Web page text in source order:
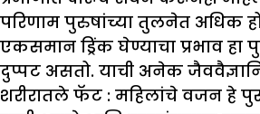
परिणाम पुरुषांच्या तुलनेत अधिक
एकसमान ड्रिंक घेण्याचा प्रभाव हा
दुप्पट असतो. याची अनेक
शरीरातले फॅट : महिलांचे वजन हे